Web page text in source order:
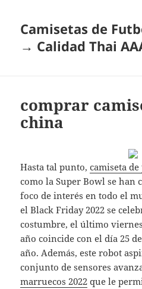
Camisetas de
→ Calidad Thai
comprar
china
Hasta tal punto,camiseta
como la Super Bowl se han
foco de interés en todo el
el Black Friday 2022 se
costumbre, el último
año coincide con el día 25
año. Además, este robot
conjunto de sensores
marruecos 2022 que le